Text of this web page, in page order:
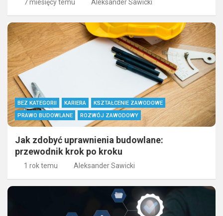
7 miesięcy temu Aleksander Sawicki
BEZ KATEGORII KARIERA
KSZTAŁCENIE ZAWODOWE
PRAWO BUDOWLANE
ROZWÓJ ZAWODOWY
Jak zdobyć uprawnienia budowlane:
przewodnik krok po kroku
1 rok temu Aleksander Sawicki